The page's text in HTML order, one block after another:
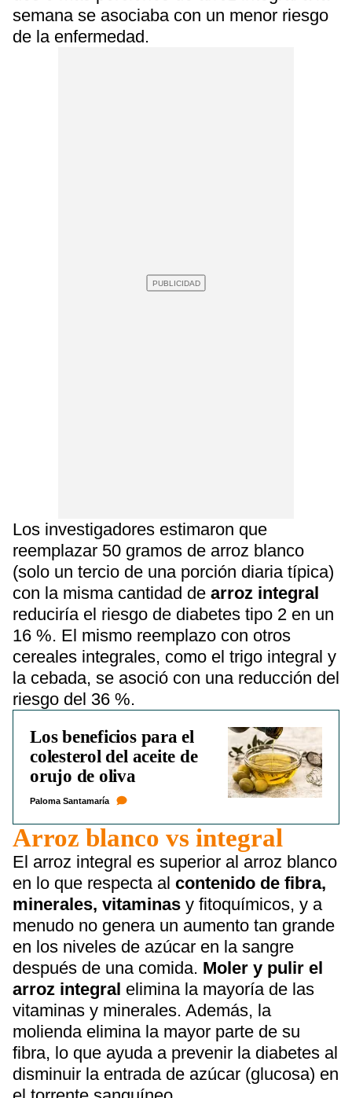
semana se asociaba con un menor riesgo
de la enfermedad.
Los investigadores estimaron que
reemplazar 50 gramos de arroz blanco
(solo un tercio de una porción diaria típica)
con la misma cantidad de arroz integral
reduciría el riesgo de diabetes tipo 2 en un
16 %. El mismo reemplazo con otros
cereales integrales, como el trigo integral y
la cebada, se asoció con una reducción del
riesgo del 36 %.
Los beneficios para el
colesterol del aceite de
orujo de oliva
Paloma Santamaría
Arroz blanco vs integral
El arroz integral es superior al arroz blanco
en lo que respecta al contenido de fibra,
minerales, vitaminas y fitoquímicos, y a
menudo no genera un aumento tan grande
en los niveles de azúcar en la sangre
después de una comida. Moler y pulir el
arroz integral elimina la mayoría de las
vitaminas y minerales. Además, la
molienda elimina la mayor parte de su
fibra, lo que ayuda a prevenir la diabetes al
disminuir la entrada de azúcar (glucosa) en